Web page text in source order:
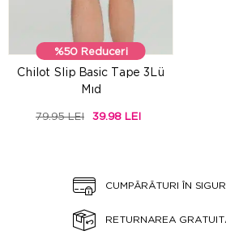
%50 Reduceri
Chilot Slip Basic Tape 3Lü
Mıd
79.95 LEI 39.98 LEI
CUMPĂRĂTURI ÎN
RETURNAREA